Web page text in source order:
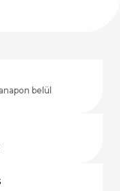
belül